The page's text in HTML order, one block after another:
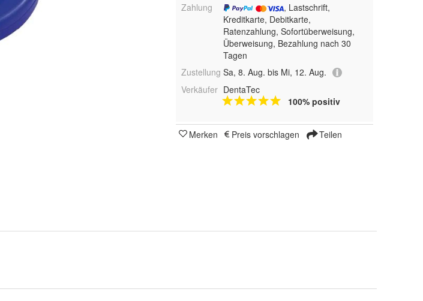
Zahlung
, Lastschrift,
Kreditkarte, Debitkarte,
Ratenzahlung, Sofortüberweisung,
Überweisung, Bezahlung nach 30
Tagen
Zustellung Sa, 8. Aug. bis Mi, 12. Aug.
Verkäufer DentaTec
100% positiv
Merken Preis vorschlagen Teilen